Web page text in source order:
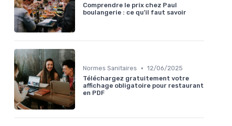
Comprendre le prix chez Paul
boulangerie : ce qu’il faut savoir
Normes Sanitaires • 12/06/2025
Téléchargez gratuitement votre
affichage obligatoire pour restaurant
en PDF